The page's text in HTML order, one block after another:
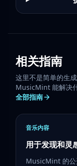
相关指南
这里不是简单的生
MusicMint 能解决
全部指南
音乐内容
用于发现和灵
MusicMint 的公